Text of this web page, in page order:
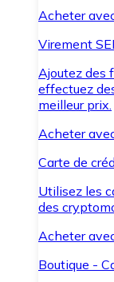
Acheter
Virement
Ajoutez des
effectuez
meilleur prix.
Acheter
Carte de
Utilisez les
des
Acheter
Boutique -